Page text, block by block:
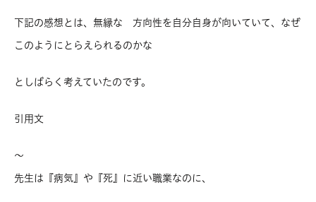
下記の感想とは、無縁な 方向性を自分自身が向いていて、なぜ
このようにとらえられるのかな
としばらく考えていたのです。
引用文
～
先生は『病気』や『死』に近い職業なのに、